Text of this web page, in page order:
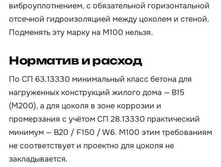
виброуплотнением, с обязательной горизонтальной
отсечной гидроизоляцией между цоколем и стеной.
Подменять эту марку на М100 нельзя.
Норматив и расход
По СП 63.13330 минимальный класс бетона для
нагруженных конструкций жилого дома — B15
(М200), а для цоколя в зоне коррозии и
промерзания с учётом СП 28.13330 практический
минимум — B20 / F150 / W6. М100 этим требованиям
не соответствует и проектно для цоколя не
закладывается.